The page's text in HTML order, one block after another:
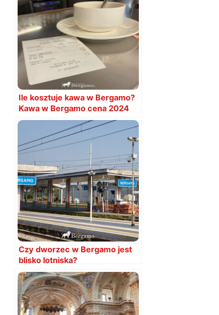
Ile kosztuje kawa w Bergamo?
Kawa w Bergamo cena 2024
Czy dworzec w Bergamo jest
blisko lotniska?